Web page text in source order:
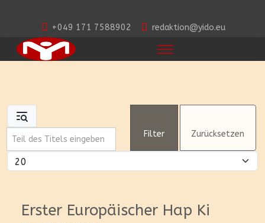
+049 171 7588902 redaktion@yido.eu
Teil des Titels eingeben
Filter Zurücksetzen
Anzeige #
Erster Europäischer Hap Ki